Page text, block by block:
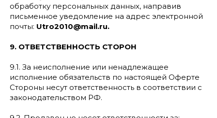
обработку персональных данных, направив
письменное уведомление на адрес электронной
почты: Utro2010@mail.ru.
9. ОТВЕТСТВЕННОСТЬ СТОРОН
9.1. За неисполнение или ненадлежащее
исполнение обязательств по настоящей Оферте
Стороны несут ответственность в соответствии с
законодательством РФ.